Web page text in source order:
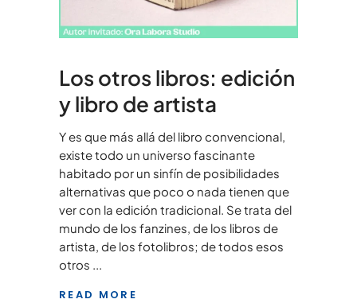
Los otros libros: edición
y libro de artista
Y es que más allá del libro convencional,
existe todo un universo fascinante
habitado por un sinfín de posibilidades
alternativas que poco o nada tienen que
ver con la edición tradicional. Se trata del
mundo de los fanzines, de los libros de
artista, de los fotolibros; de todos esos
otros
READ MORE